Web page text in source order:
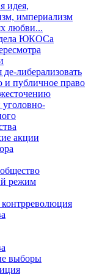
идея,
империализм
любви...
ЮКОСа
либерализовать
и публичное право
уголовно-
акции
режим
выборы